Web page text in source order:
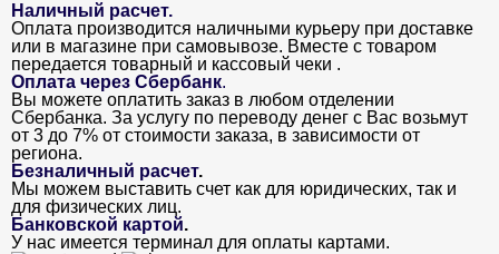
Наличный расчет.
Оплата производится наличными курьеру при доставке
или в магазине при самовывозе. Вместе с товаром
передается товарный и кассовый чеки .
Оплата через Сбербанк.
Вы можете оплатить заказ в любом отделении
Сбербанка. За услугу по переводу денег с Вас возьмут
от 3 до 7% от стоимости заказа, в зависимости от
региона.
Безналичный расчет.
Мы можем выставить счет как для юридических, так и
для физических лиц.
Банковской картой.
У нас имеется терминал для оплаты картами.